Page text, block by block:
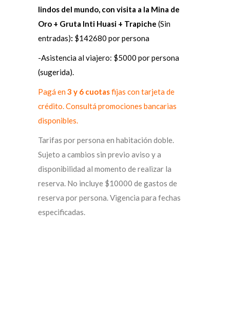
lindos del mundo, con visita a la Mina de
Oro + Gruta Inti Huasi + Trapiche (Sin
entradas): $142680 por persona
-Asistencia al viajero: $5000 por persona
(sugerida).
Pagá en3 y 6 cuotasfijas con tarjeta de
crédito. Consultá promociones bancarias
disponibles.
Tarifas por persona en habitación doble.
Sujeto a cambios sin previo aviso y a
disponibilidad al momento de realizar la
reserva. No incluye $10000 de gastos de
reserva por persona. Vigencia para fechas
especificadas.